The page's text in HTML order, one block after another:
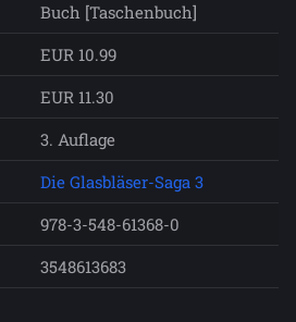
Buch [Taschenbuch]
EUR 10.99
EUR 11.30
3. Auflage
Die Glasbläser-Saga 3
978-3-548-61368-0
3548613683